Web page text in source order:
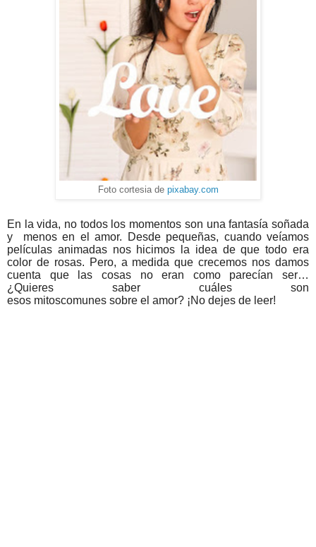
Foto cortesia de pixabay.com
En la vida, no todos los momentos son una fantasía soñada
y menos en el amor. Desde pequeñas, cuando veíamos
películas animadas nos hicimos la idea deque todo era
color de rosas. Pero, a medidaque crecemos nos damos
cuenta quelas cosas no eran como parecían ser…
¿Quieres saber cuáles son
esos mitoscomunes sobre el amor? ¡No dejes de leer!